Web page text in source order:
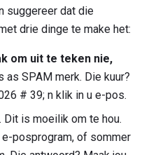
suggereer dat die
drie dinge te make het:
om uit te teken nie,
SPAM merk. Die kuur?
# 39; n klik in u e-pos.
. Dit is moeilik om te hou.
posprogram, of sommer